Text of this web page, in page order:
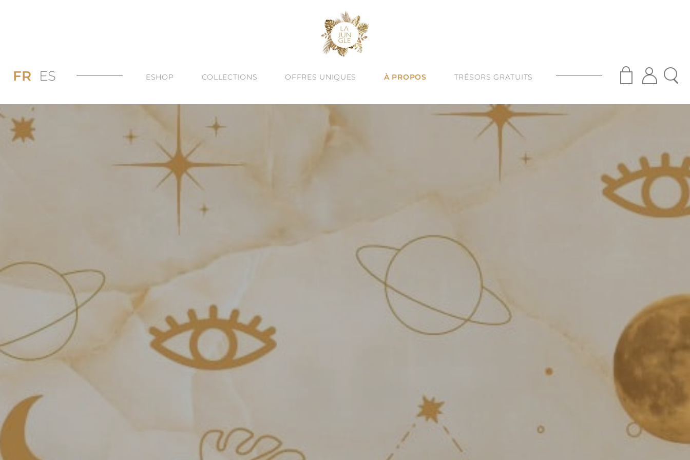
FR ES ESHOP
PROMOS JUSQU’À -60%
LES BAGUES
LES COLLIERS
LES BOUCLES D’OREILLES
COLLECTIONS
DIVINE ESSENCE : NOUVEAUTÉ D’ÉTÉ
DUALITÉ : BIJOUX TEXTURÉS
OFFRES UNIQUES
CRÉATION SUR MESURE
ATELIERS BIJOUX À BARCELONE
À PROPOS
QUÊTE DE SENS
HUMAIN & ARTISANAT
TRÉSORS GRATUITS